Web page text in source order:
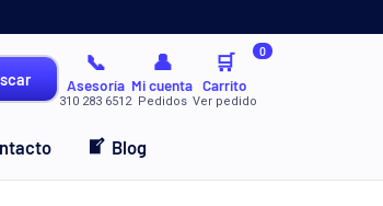
📞
Asesoría
310 283 6512
👤
Mi cuenta
Pedidos
🛒 0
Carrito
Ver pedido
Blog